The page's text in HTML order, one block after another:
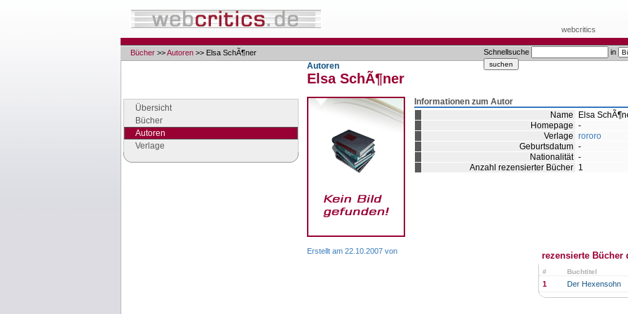
webcritics
Schnellsuche in
Bücher >>Autoren >> Elsa SchÃ¶ner
Übersicht
Bücher
Autoren
Verlage
Autoren
Elsa SchÃ¶ner
Informationen zum Autor
Name
Elsa
Homepage -
Verlage rororo
Geburtsdatum -
Nationalität -
Anzahl rezensierter Bücher 1
rezensierte Bücher
# Buchtitel
1 Der Hexensohn
Erstellt am 22.10.2007 von